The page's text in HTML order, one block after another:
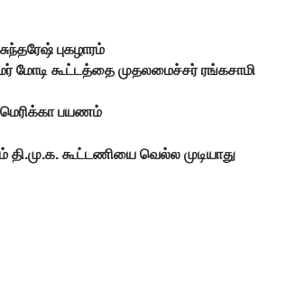
புகழாரம்
மோடி கூட்டத்தை முதலமைச்சர் ரங்கசாமி
பயணம்
கூட்டணியை வெல்ல முடியாது